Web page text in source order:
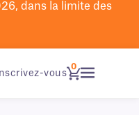
dans la limite des
vous
0